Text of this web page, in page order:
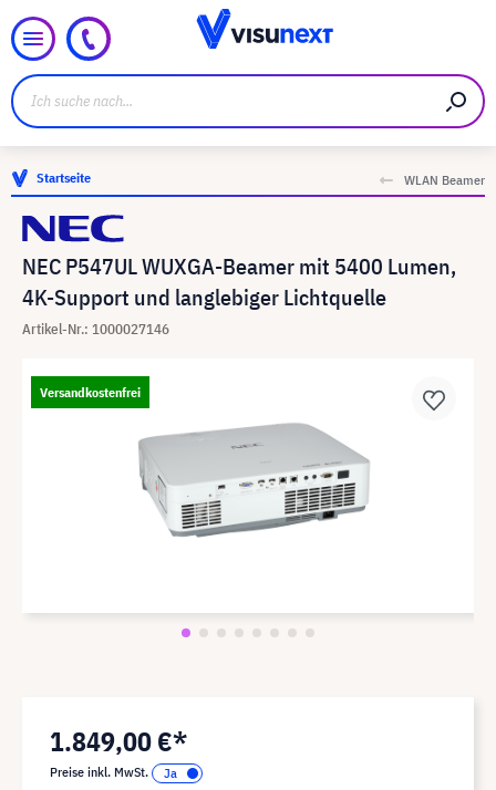
Startseite WLAN Beamer
NEC P547UL WUXGA-Beamer mit 5400 Lumen,
4K-Support und langlebiger Lichtquelle
Artikel-Nr.: 1000027146
Versandkostenfrei
1.849,00 €*
Preise inkl. MwSt.